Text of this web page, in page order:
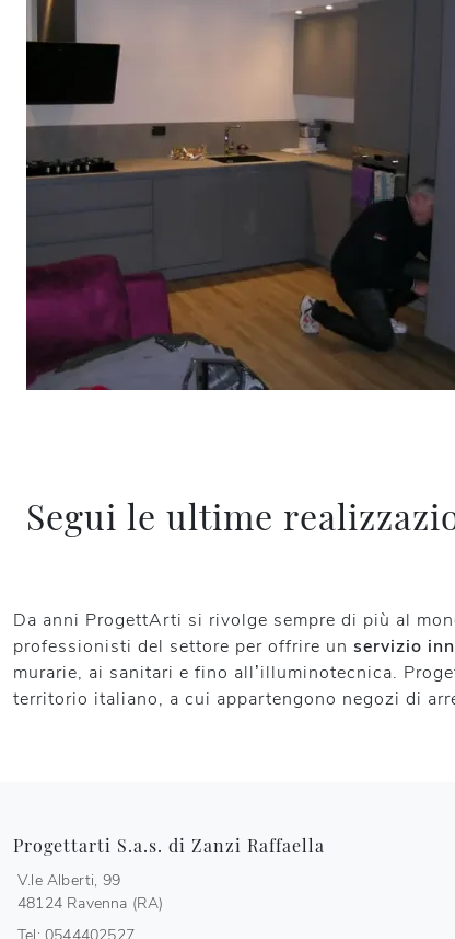
Segui le ultime
Da anni ProgettArti si rivolge sempre di più al
professionisti del settore per offrire un servizio
murarie, ai sanitari e fino all’illuminotecnica.
territorio italiano, a cui appartengono negozi di
Progettarti S.a.s. di Zanzi Raffaella
V.le Alberti, 99
48124 Ravenna (RA)